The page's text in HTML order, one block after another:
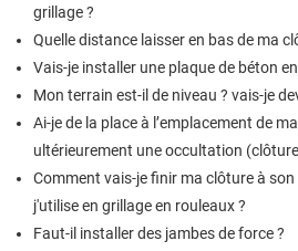
grillage ?
Quelle distance laisser en bas de ma
Vais-je installer une plaque de béton
Mon terrain est-il de niveau ? vais-je
Ai-je de la place à l’emplacement de
ultérieurement une occultation
Comment vais-je finir ma clôture à
j'utilise en grillage en rouleaux ?
Faut-il installer des jambes de force ?